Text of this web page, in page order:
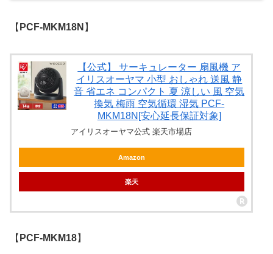
【 PCF-MKM18N 】
【公式】 サーキュレーター 扇風機 ア
イリスオーヤマ 小型 おしゃれ 送風 静
音 省エネ コンパクト 夏 涼しい 風 空気
換気 梅雨 空気循環 湿気 PCF-
MKM18N[安心延長保証対象]
アイリスオーヤマ公式 楽天市場店
Amazon
楽天
【 PCF-MKM18】